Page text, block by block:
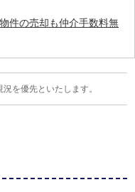
件の売却も仲介手数料無
を優先といたします。